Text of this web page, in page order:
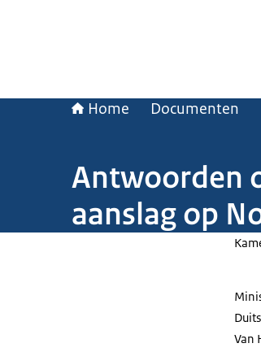
Home Documenten
Antwoorden
aanslag op
Van